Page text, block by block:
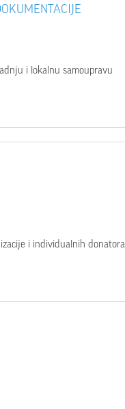
i lokalnu samoupravu
i individualnih donatora